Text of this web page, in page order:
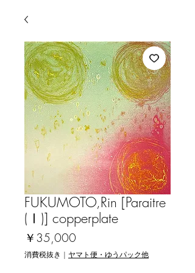
FUKUMOTO,Rin [Paraitre
(Ⅰ)] copperplate
￥35,000
格
消費税抜き | ヤマト便・ゆうパック他